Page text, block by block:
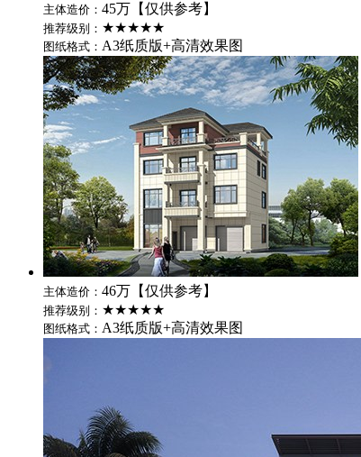
主体造价： 45万【仅供参考】
推荐级别： ★★★★★
图纸格式： A3纸质版+高清效果图
主体造价： 46万【仅供参考】
推荐级别： ★★★★★
图纸格式： A3纸质版+高清效果图